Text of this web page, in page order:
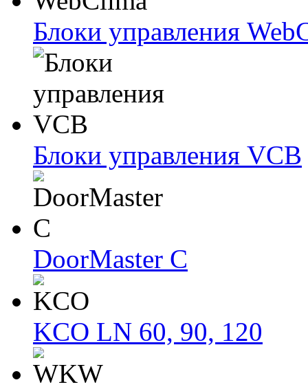
Блоки упрaвлeния
Блоки упрaвлeния VCB
DoorMaster C
KCO LN 60, 90, 120